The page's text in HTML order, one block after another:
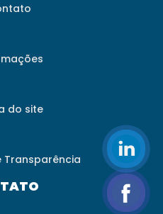
do site
Transparência